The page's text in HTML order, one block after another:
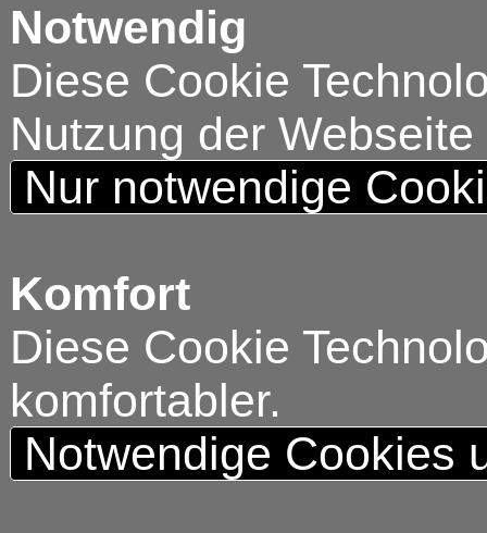
Notwendig
Diese Cookie
Nutzung der
Nur notwendige
Komfort
Diese Cookie
komfortabler.
Notwendige Cookies